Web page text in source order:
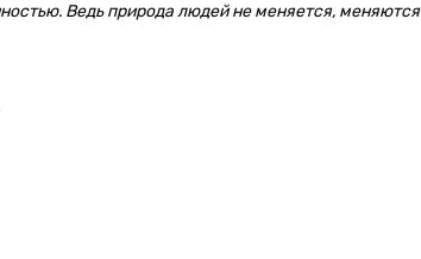
Ведь природа людей не меняется, меняются